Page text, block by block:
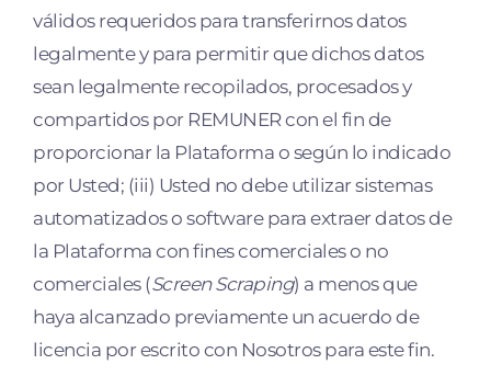
válidos requeridos para transferirnos datos
legalmente y para permitir que dichos datos
sean legalmente recopilados, procesados y
compartidos por REMUNER con el fin de
proporcionar la Plataforma o según lo indicado
por Usted; (iii) Usted no debe utilizar sistemas
automatizados o software para extraer datos de
la Plataforma con fines comerciales o no
comerciales (Screen Scraping) a menos que
haya alcanzado previamente un acuerdo de
licencia por escrito con Nosotros para este fin.